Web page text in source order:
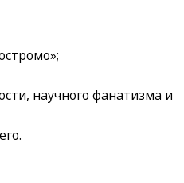
научного фанатизма и